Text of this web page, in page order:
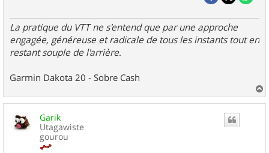
La pratique du VTT ne s'entend que par une approche
engagée, généreuse et radicale de tous les instants tout en
restant souple de l'arrière.
Garmin Dakota 20 - Sobre Cash
a
u
Garik
Utagawiste
gourou